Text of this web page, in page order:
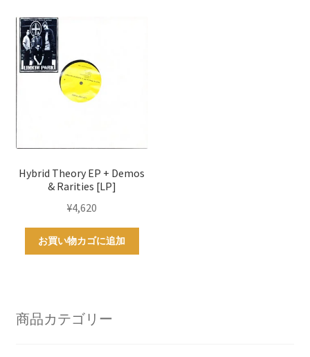
Hybrid Theory EP + Demos
& Rarities [LP]
¥4,620
お買い物カゴに追加
商品カテゴリー